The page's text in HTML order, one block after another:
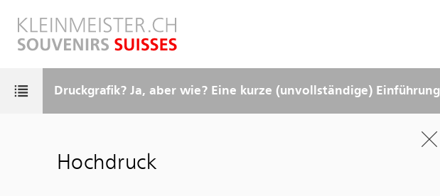
main
content
MenuDruckgrafik? Ja, aber wie? Eine kurze (unvollständige)
Hochdruck